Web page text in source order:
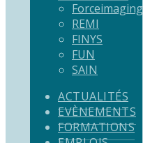
Forceimaging
REMI
FINYS
FUN
SAIN
ACTUALITÉS
EVÈNEMENTS
FORMATIONS